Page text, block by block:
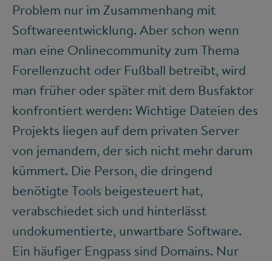
Problem nur im Zusammenhang mit
Softwareentwicklung. Aber schon wenn
man eine Onlinecommunity zum Thema
Forellenzucht oder Fußball betreibt, wird
man früher oder später mit dem Busfaktor
konfrontiert werden: Wichtige Dateien des
Projekts liegen auf dem privaten Server
von jemandem, der sich nicht mehr darum
kümmert. Die Person, die dringend
benötigte Tools beigesteuert hat,
verabschiedet sich und hinterlässt
undokumentierte, unwartbare Software.
Ein häufiger Engpass sind Domains. Nur